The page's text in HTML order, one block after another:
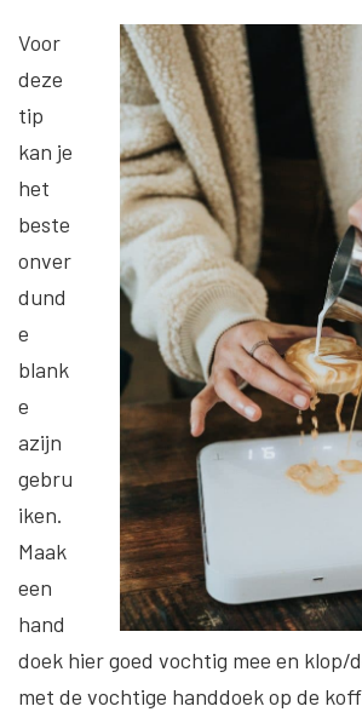
Voor
deze
tip
kan je
het
beste
onver
dund
e
blank
e
azijn
gebru
iken.
Maak
een
hand
doek hier goed vochtig mee en klop/
met de vochtige handdoek op de